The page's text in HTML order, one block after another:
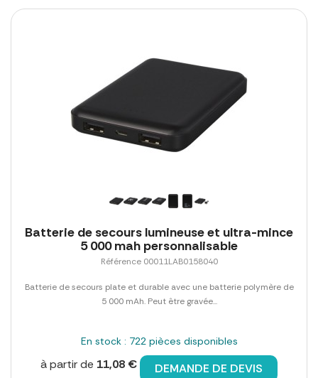
Batterie de secours lumineuse et ultra-mince
5 000 mah personnalisable
Référence 00011LAB0158040
Batterie de secours plate et durable avec une batterie polymère de
5 000 mAh. Peut être gravée...
En stock : 722 pièces disponibles
à partir de 11,08 € DEMANDE DE DEVIS